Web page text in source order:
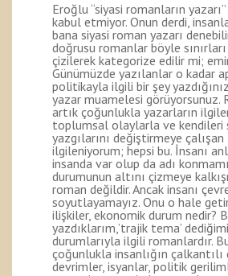
Eroğlu “siyasi romanların yazarı”
kabul etmiyor. Onun derdi,
bana siyasi roman yazarı
doğrusu romanlar böyle
çizilerek kategorize edilir mi;
Günümüzde yazılanlar o kadar
politikayla ilgili bir şey
yazar muamelesi görüyorsunuz.
artık çoğunlukla yazarların
toplumsal olaylarla ve kendileri
yazgılarını değiştirmeye
ilgileniyorum; hepsi bu. İnsanı
insanda var olup da adı
durumunun altını çizmeye
roman değildir. Ancak insanı
soyutlayamayız. Onu o hale
ilişkiler, ekonomik durum nedir?
yazdıklarım,’trajik tema’
durumlarıyla ilgili romanlardır.
çoğunlukla insanlığın
devrimler, isyanlar, politik